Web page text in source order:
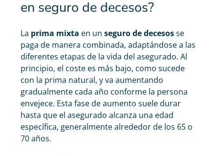
en seguro de decesos?
La prima mixta en un seguro de decesosse
paga de manera combinada, adaptándose a las
diferentes etapas de la vida del asegurado. Al
principio, el coste es más bajo, como sucede
con la prima natural, y va aumentando
gradualmente cada año conforme la persona
envejece. Esta fase de aumento suele durar
hasta que el asegurado alcanza una edad
específica, generalmente alrededor de los 65 o
70 años.